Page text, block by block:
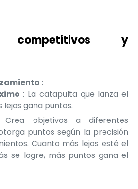
competitivos y
:
: La catapulta que lanza el
gana puntos.
objetivos a diferentes
puntos según la precisión
Cuanto más lejos esté el
se logre, más puntos gana el